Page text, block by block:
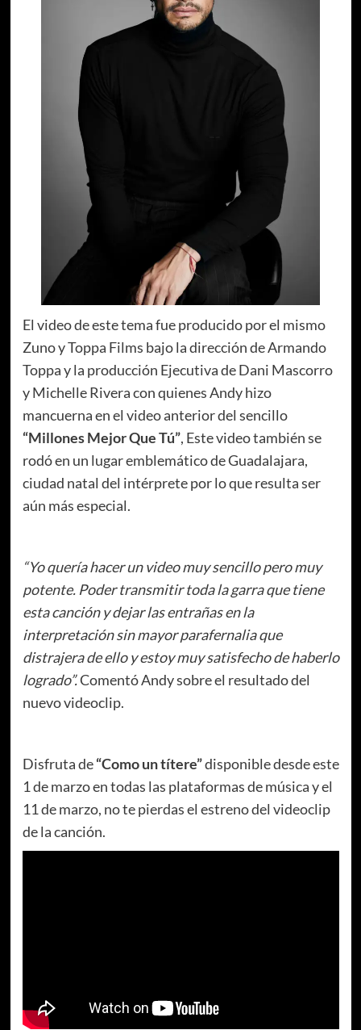
El video de este tema fue producido por el mismo
Zuno y Toppa Films bajo la dirección de Armando
Toppa y la producción Ejecutiva de Dani Mascorro
y Michelle Rivera con quienes Andy hizo
mancuerna en el video anterior del sencillo
“Millones Mejor Que Tú”, Este video también se
rodó en un lugar emblemático de Guadalajara,
ciudad natal del intérprete por lo que resulta ser
aún más especial.
“Yo quería hacer un video muy sencillo pero muy
potente. Poder transmitir toda la garra que tiene
esta canción y dejar las entrañas en la
interpretación sin mayor parafernalia que
distrajera de ello y estoy muy satisfecho de haberlo
logrado”.Comentó Andy sobre el resultado del
nuevo videoclip.
Disfruta de“Como un títere”disponible desde este
1 de marzo en todas las plataformas de música y el
11 de marzo, no te pierdas el estreno del videoclip
de la canción.